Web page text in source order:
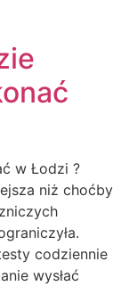
w Łodzi ?
niż choćby
codziennie
wysłać